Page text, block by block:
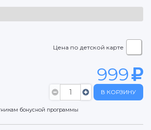
Цена по детской карте
999
В КОРЗИНУ
бонусной программы